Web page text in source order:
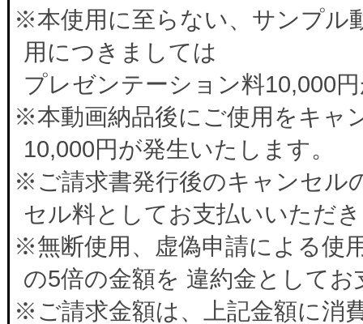
※本使用に至らない、サンプル
用につきましては
プレゼンテーション料10,000
※本動画納品後にご使用をキャ
10,000円が発生いたします。
※ご請求書発行後のキャンセル
セル料としてお支払いいただ
※無断使用、虚偽申請による使
の5倍の金額を 違約金として
※ご請求金額は、上記金額に消